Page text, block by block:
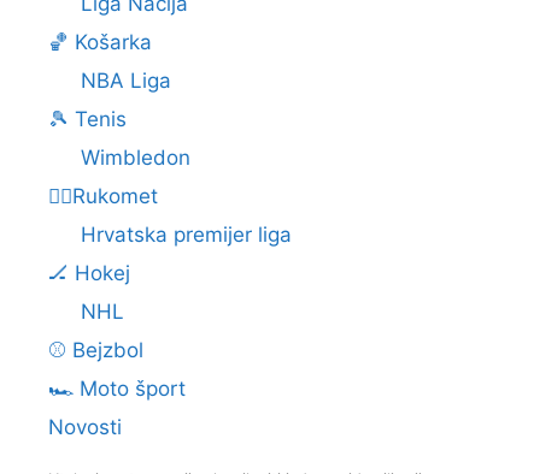
🏀 Košarka
NBA Liga
🎾 Tenis
Wimbledon
🤾‍♂️Rukomet
Hrvatska premijer liga
🏒 Hokej
NHL
⚾ Bejzbol
🏎️ Moto šport
Novosti